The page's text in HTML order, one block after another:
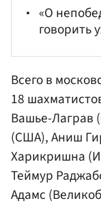
«О
говорить
Всего в
18
Вашье-Лаграв
(США),Аниш
Харикришна
Теймур
Адамс